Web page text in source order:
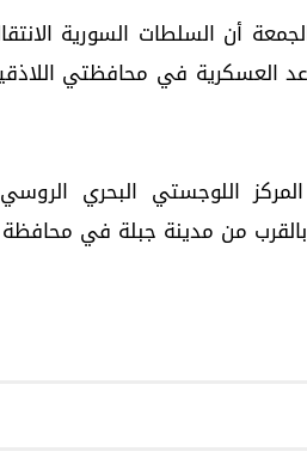
أن السلطات السورية
العسكرية في محافظتي
اللوجستي البحري
من مدينة جبلة في محافظة